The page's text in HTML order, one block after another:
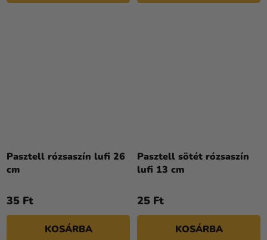
Pasztell rózsaszín lufi 26
cm
35 Ft
KOSÁRBA
Pasztell sötét rózsaszín
lufi 13 cm
25 Ft
KOSÁRBA